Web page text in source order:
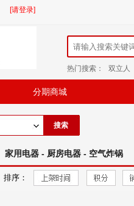
[请登录]
热门搜索： 双立人
分期商城
搜索
家用电器 - 厨房电器 - 空气炸锅
排序：